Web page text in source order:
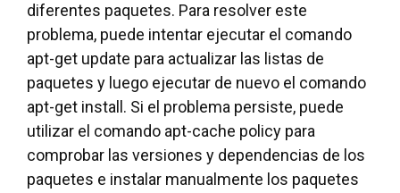
diferentes paquetes. Para resolver este
problema, puede intentar ejecutar el comando
apt-get update para actualizar las listas de
paquetes y luego ejecutar de nuevo el comando
apt-get install. Si el problema persiste, puede
utilizar el comando apt-cache policy para
comprobar las versiones y dependencias de los
paquetes e instalar manualmente los paquetes